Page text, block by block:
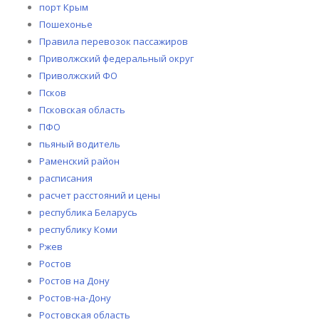
порт Крым
Пошехонье
Правила перевозок пассажиров
Приволжский федеральный округ
Приволжский ФО
Псков
Псковская область
ПФО
пьяный водитель
Раменский район
расписания
расчет расстояний и цены
республика Беларусь
республику Коми
Ржев
Ростов
Ростов на Дону
Ростов-на-Дону
Ростовская область